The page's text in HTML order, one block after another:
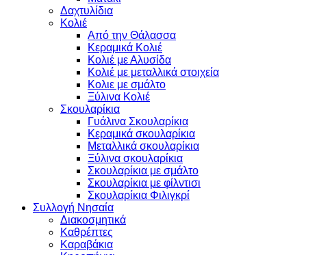
Δαχτυλίδια
Κολιέ
Από την Θάλασσα
Κεραμικά Κολιέ
Κολιέ με Αλυσίδα
Κολιέ με μεταλλικά στοιχεία
Κολιε με σμάλτο
Ξύλινα Κολιέ
Σκουλαρίκια
Γυάλινα Σκουλαρίκια
Κεραμικά σκουλαρίκια
Μεταλλικά σκουλαρίκια
Ξύλινα σκουλαρίκια
Σκουλαρίκια με σμάλτο
Σκουλαρίκια με φίλντισι
Σκουλαρίκια Φιλιγκρί
Συλλογή Νησαία
Διακοσμητικά
Καθρέπτες
Καραβάκια